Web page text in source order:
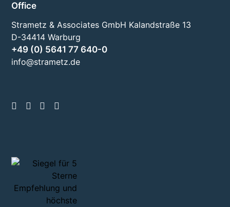
Office
Strametz & Associates GmbH Kalandstraße 13
D-34414 Warburg
+49 (0) 5641 77 640-0
info@strametz.de